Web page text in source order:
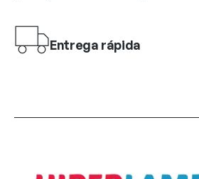
Entrega rápida